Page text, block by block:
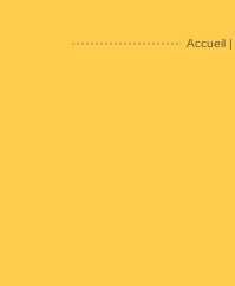
Accueil|